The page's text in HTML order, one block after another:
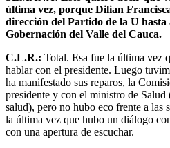
última vez, porque Dilian
dirección del Partido de la U hasta
Gobernación del Valle del Cauca.
C.L.R.: Total. Esa fue la última vez
hablar con el presidente. Luego
ha manifestado sus reparos, la
presidente y con el ministro de Salud
salud), pero no hubo eco frente a las
la última vez que hubo un diálogo
con una apertura de escuchar.